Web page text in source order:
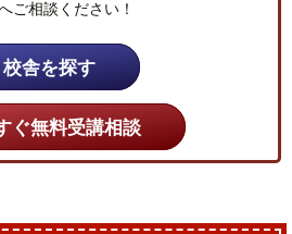
ご相談ください！
校舎を探す
ぐ無料受講相談